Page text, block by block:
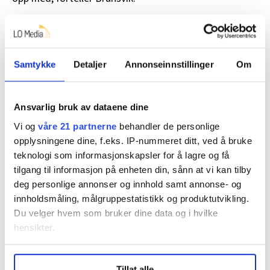
Samtykke Detaljer Annonseinnstillinger Om
Ansvarlig bruk av dataene dine
Vi og våre 21 partnerne behandler de personlige
opplysningene dine, f.eks. IP-nummeret ditt, ved å bruke
teknologi som informasjonskapsler for å lagre og få
tilgang til informasjon på enheten din, sånn at vi kan tilby
deg personlige annonser og innhold samt annonse- og
innholdsmåling, målgruppestatistikk og produktutvikling.
Du velger hvem som bruker dine data og i hvilke
hensikter.
Undermer infokan du lese om hvordan dine personlige
Hun legger til at avdelingen kommer tilbake med
minneord og markeringer senere.
Nyheter
Del artikkel
Flere saker